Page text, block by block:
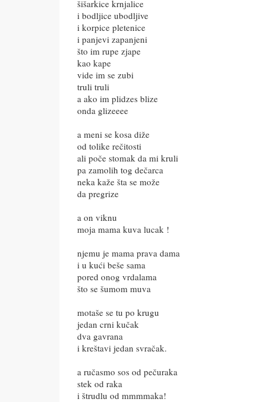
šišarkice krnjalice
i bodljice ubodljive
i korpice pletenice
i panjevi zapanjeni
što im rupe zjape
kao kape
vide im se zubi
truli truli
a ako im plidzes blize
onda glizeeee
a meni se kosa diže
od tolike rečitosti
ali poče stomak da mi kruli
pa zamolih tog dečarca
neka kaže šta se može
da pregrize
a on viknu
moja mama kuva lucak !
njemu je mama prava dama
i u kući beše sama
pored onog vrdalama
što se šumom muva
motaše se tu po krugu
jedan crni kučak
dva gavrana
i kreštavi jedan svračak.
a ručasmo sos od pečuraka
stek od raka
i štrudlu od mmmmaka!